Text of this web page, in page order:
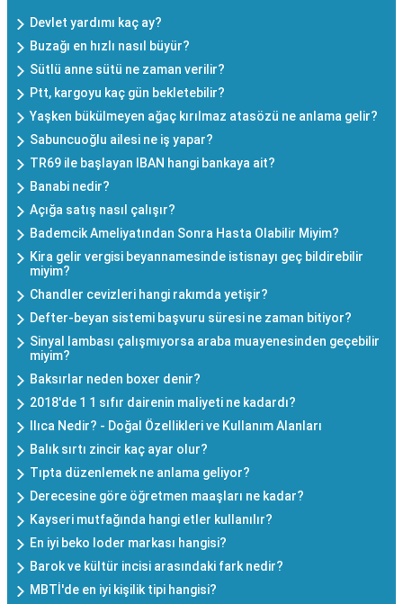
Devlet yardımı kaç ay?
Buzağı en hızlı nasıl büyür?
Sütlü anne sütü ne zaman verilir?
Ptt, kargoyu kaç gün bekletebilir?
Yaşken bükülmeyen ağaç kırılmaz atasözü ne anlama gelir?
Sabuncuoğlu ailesi ne iş yapar?
TR69 ile başlayan IBAN hangi bankaya ait?
Banabi nedir?
Açığa satış nasıl çalışır?
Bademcik Ameliyatından Sonra Hasta Olabilir Miyim?
Kira gelir vergisi beyannamesinde istisnayı geç bildirebilir
miyim?
Chandler cevizleri hangi rakımda yetişir?
Defter-beyan sistemi başvuru süresi ne zaman bitiyor?
Sinyal lambası çalışmıyorsa araba muayenesinden geçebilir
miyim?
Baksırlar neden boxer denir?
2018'de 1 1 sıfır dairenin maliyeti ne kadardı?
Ilıca Nedir? - Doğal Özellikleri ve Kullanım Alanları
Balık sırtı zincir kaç ayar olur?
Tıpta düzenlemek ne anlama geliyor?
Derecesine göre öğretmen maaşları ne kadar?
Kayseri mutfağında hangi etler kullanılır?
En iyi beko loder markası hangisi?
Barok ve kültür incisi arasındaki fark nedir?
MBTİ'de en iyi kişilik tipi hangisi?